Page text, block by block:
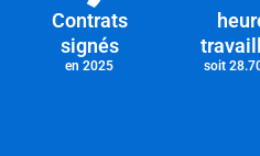
Contrats
signés
en 2025 soit